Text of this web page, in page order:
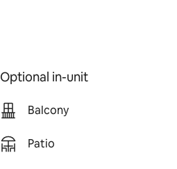
Optional in-unit
Balcony
Patio